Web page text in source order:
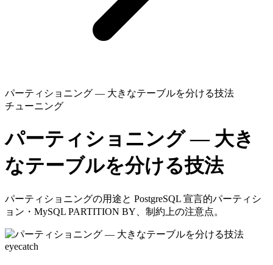
パーティショニング — 大きなテーブルを分ける技法
チューニング
パーティショニング — 大き
なテーブルを分ける技法
パーティショニングの用途と PostgreSQL 宣言的パーティシ
ョン・MySQL PARTITION BY、制約上の注意点。